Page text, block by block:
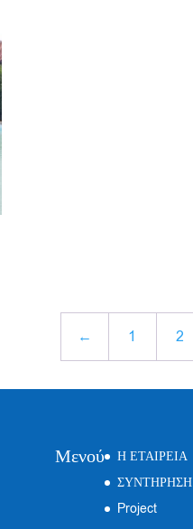
← 1 2
Μενού
Η ΕΤΑΙΡΕΙΑ
ΣΥΝΤΗΡΗΣΗ
Project